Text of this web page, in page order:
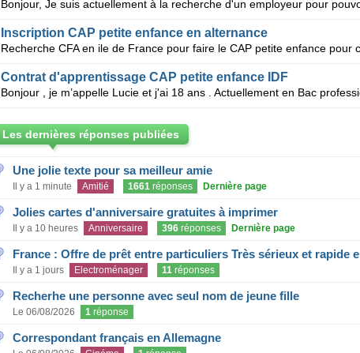
Inscription CAP petite enfance en alternance
Contrat d'apprentissage CAP petite enfance IDF
Les dernières réponses publiées
Une jolie texte pour sa meilleur amie
Il y a 1 minute Amitié 1661réponses Dernière page
Jolies cartes d'anniversaire gratuites à imprimer
Il y a 10 heures Anniversaire 396réponses Dernière page
France : Offre de prêt entre particuliers Très sérieux et rapide e
Il y a 1 jours Electroménager 11réponses
Recherhe une personne avec seul nom de jeune fille
Le 06/08/2026 1réponse
Correspondant français en Allemagne